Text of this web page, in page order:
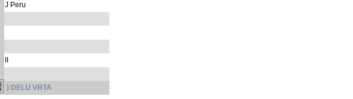
J Peru
) DELU VRTA